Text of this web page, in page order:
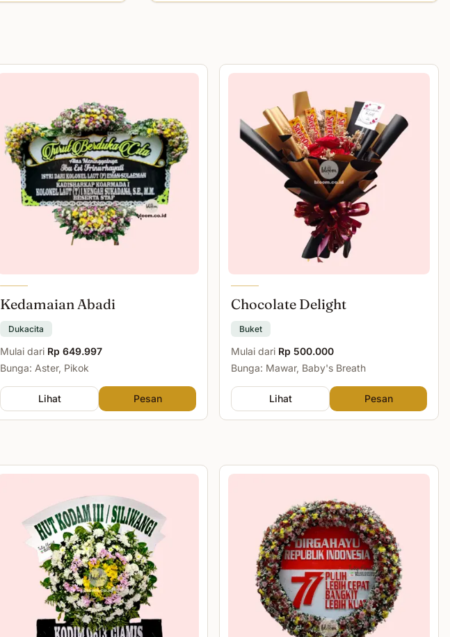
Kedamaian Abadi
Dukacita
Mulai dari Rp 649.997
Bunga: Aster, Pikok
Lihat Pesan
Chocolate Delight
Buket
Mulai dari Rp 500.000
Bunga: Mawar, Baby's Breath
Lihat Pesan